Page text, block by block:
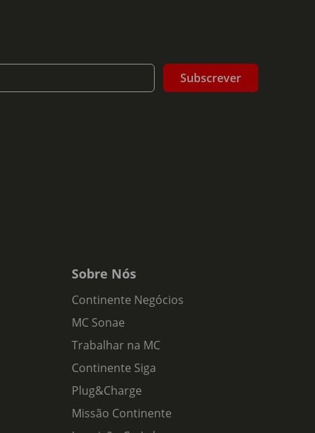
Subscrever
Sobre Nós
Continente Negócios
MC Sonae
Trabalhar na MC
Continente Siga
Plug&Charge
Missão Continente